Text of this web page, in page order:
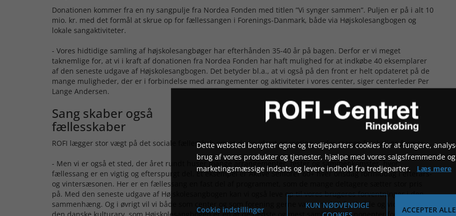
Donationen kommer fra en ny sangpulje fra Nordea Fonden med titlen ”Vi synger sammen”. Puljen er på i alt 10
mio. kr. med det formål at skrue op for fællessangen i Forenings-Danmark, både via Højskolesangbogen og
lokale sangaktiviteter.
- Vores hidtidige samling af højskolesangbøger har efterhånden 35-40 år på bagen. Derfor er vi meget
taknemlige for, at vi i kraft af donationen fra Nordea Fonden har haft mulighed for at indkøbe 40 eksemplarer
af den seneste udgave af Højskolesangbogen. Det betyder bl.a., at vi også på den front er helt opdateret på de
mange muligheder, der er i forbindelse med arrangementer og aktiviteter i vores center, siger centerleder Per
Lange Andersen.
Sang skaber også
fællesskaber
ROFI lægger stor vægt på det sociale fællesskab om at dyrke idræt og motion under mange forskellige former.
- Men vi er også et sted, der året rundt huser mange arrangementer, fester og sammenkomster, hvor
fællessang er en vigtig og efterspurgt del. Et eksempel er Aktive Seniorer 60+ hver onsdag formiddag i efterårs-
og vintersæsonen. Her er en fællessang en fast del af programmet, som de mange deltagere sætter stor pris
på. Med den seneste udgave af Højskolesangbogen kan vi også leve op til vores brugeres forventninger i den
sammenhæng. Og i øvrigt vil vi både som center og som forening gerne være med til fastholde og videreføre
Dette websted benytter egne og tredjeparters cookies for at fungere,
brug af vores produkter og tjenester, hjælpe med vores salgsfremmende og
marketingsmæssige indsats og levere indhold fra tredjeparter. Læs mere
Cookie indstillinger
KUN NØDVENDIGE
ACCEPTER